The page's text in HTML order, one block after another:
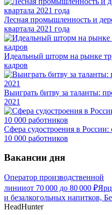
Лесная промышленность и
квартала 2021 года
Идеальный шторм на рынке
кадров
Выиграть битву за таланты:
2021
Сфера судостроения в России:
10 000 работников
Вакансии дня
Оператор производственной
линииот 70 000 до 80 000 ₽
и безалкогольных напитков,
HeadHunter